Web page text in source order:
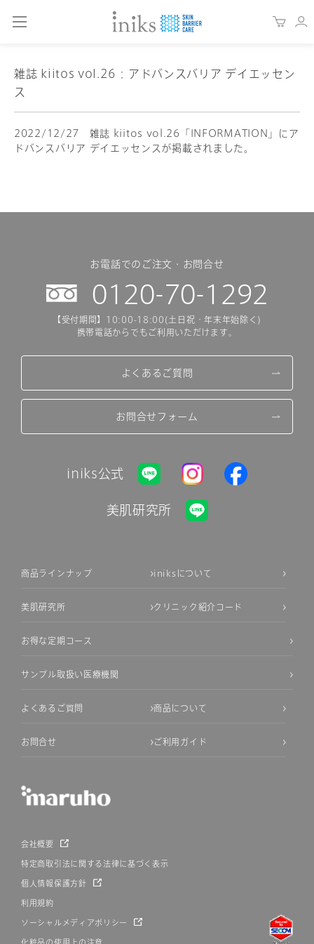
雑誌 kiitos vol.26：アドバンスバリア デイエッセン
ス
2022/12/27 雑誌 kiitos vol.26「INFORMATION」にア
ドバンスバリア デイエッセンスが掲載されました。
お電話でのご注文・お問合せ
0120-70-1292
【受付期間】10:00-18:00(土日祝・年末年始除く)
携帯電話からでもご利用いただけます。
よくあるご質問
お問合せフォーム
iniks公式
美肌研究所
商品ラインナップ iniksについて
美肌研究所 クリニック紹介コード
お得な定期コース
サンプル取扱い医療機関
よくあるご質問 商品について
お問合せ ご利用ガイド
会社概要
特定商取引法に関する法律に基づく表示
個人情報保護方針
利用規約
ソーシャルメディアポリシー
化粧品の使用上の注意